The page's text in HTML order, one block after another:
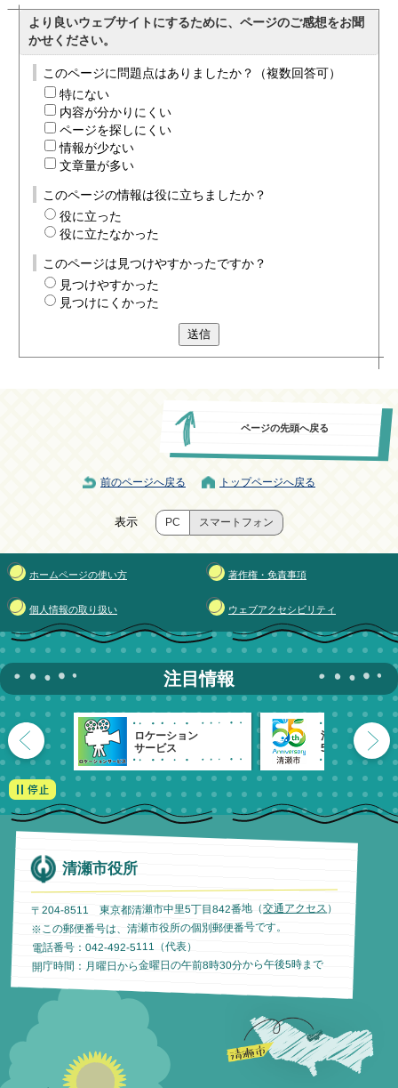
より良いウェブサイトにするために、ページのご感想をお聞
かせください。
このページに問題点はありましたか？（複数回答可）
特にない
内容が分かりにくい
ページを探しにくい
情報が少ない
文章量が多い
このページの情報は役に立ちましたか？
役に立った
役に立たなかった
このページは見つけやすかったですか？
見つけやすかった
見つけにくかった
送信
ページの先頭へ戻る
前のページへ戻る トップページへ戻る
表示 PC スマートフォン
ホームページの使い方 著作権・免責事項
個人情報の取り扱い ウェブアクセシビリティ
注目情報
ロケーション
サービス
清瀬市
55周年記念
清瀬市役所
〒204-8511 東京都清瀬市中里5丁目842番地（交通アクセス ）
※この郵便番号は、清瀬市役所の個別郵便番号です。
電話番号：042-492-5111（代表）
開庁時間：月曜日から金曜日の午前8時30分から午後5時まで